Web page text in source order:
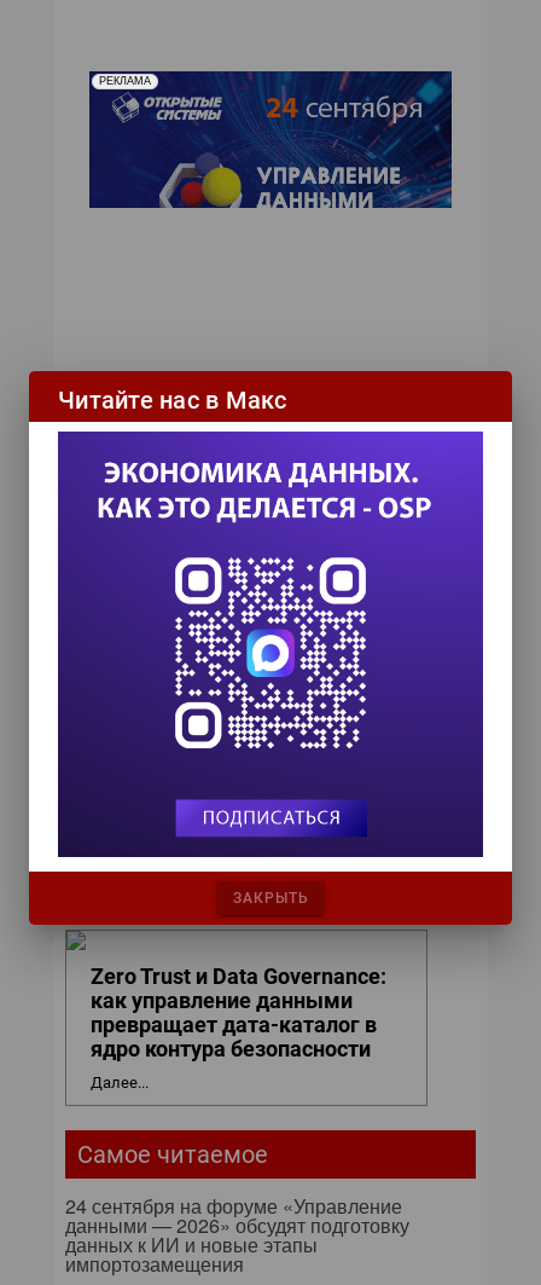
РЕКЛАМА
Подписаться на новости
ИТ-календарь
8 сентября 2026
Форум ProcessTech
18 сентября 2026
Управление данными 2026
24 сентября 2026
8 октября 2026
COMPENSATION & BENEFITS FORUM
RUSSIA 2026
Zero Trust и Data Governance:
как управление данными
превращает дата-каталог в
ядро контура безопасности
Далее...
Самое читаемое
24 сентября на форуме «Управление
данными — 2026» обсудят подготовку
данных к ИИ и новые этапы
импортозамещения
Читайте нас в Макс
ЗАКРЫТЬ